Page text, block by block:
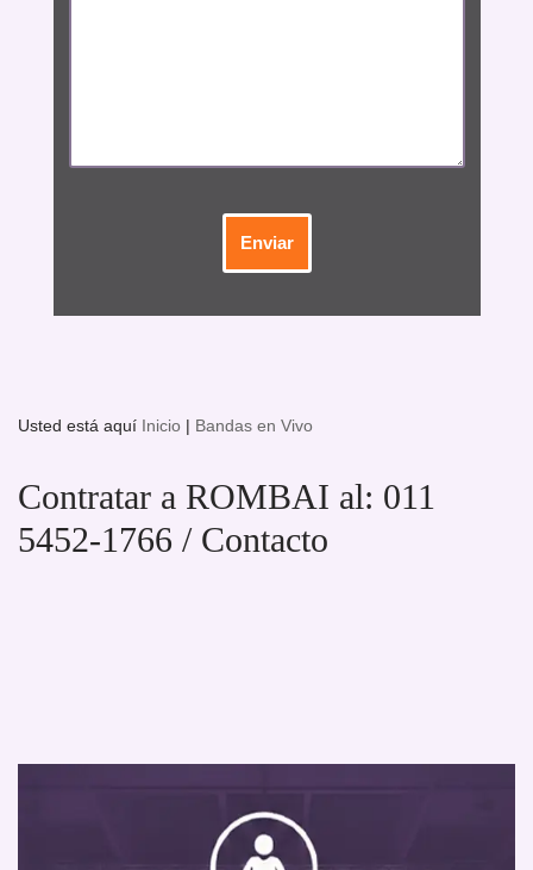
Usted está aquí Inicio | Bandas en Vivo
Contratar a ROMBAI al: 011
5452-1766 / Contacto